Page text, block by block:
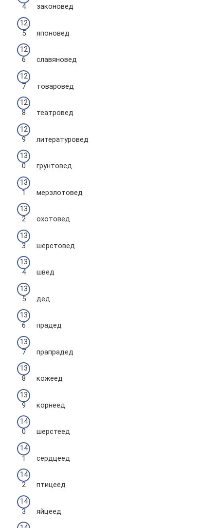
законовед
японовед
славяновед
товаровед
театровед
литературовед
грунтовед
мерзлотовед
охотовед
шерстовед
швед
дед
прадед
прапрадед
кожеед
корнеед
шерстеед
сердцеед
птицеед
яйцеед